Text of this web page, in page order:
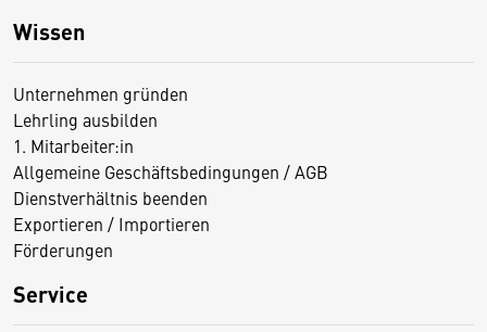
Wissen
Unternehmen gründen
Lehrling ausbilden
1. Mitarbeiter:in
Allgemeine Geschäftsbedingungen / AGB
Dienstverhältnis beenden
Exportieren / Importieren
Förderungen
Service